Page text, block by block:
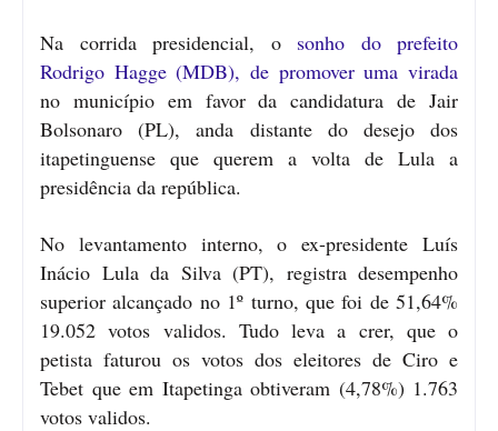
Na corrida presidencial, o sonho do prefeito
Rodrigo Hagge (MDB), de promover uma virada
no município em favor da candidatura de Jair
Bolsonaro (PL), anda distante do desejo dos
itapetinguense que querem a volta de Lula a
presidência da república.
No levantamento interno, o ex-presidente Luís
Inácio Lula da Silva (PT), registra desempenho
superior alcançado no 1º turno, que foi de 51,64%
19.052 votos validos. Tudo leva a crer, que o
petista faturou os votos dos eleitores de Ciro e
Tebet que em Itapetinga obtiveram (4,78%) 1.763
votos validos.